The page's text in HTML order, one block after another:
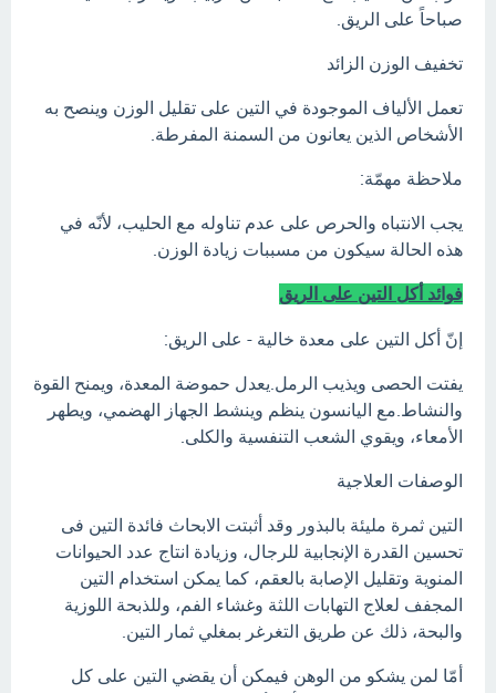
صباحاً على الريق.
تخفيف الوزن الزائد
تعمل الألياف الموجودة في التين على تقليل الوزن وينصح به
الأشخاص الذين يعانون من السمنة المفرطة.
ملاحظة مهمّة:
يجب الانتباه والحرص على عدم تناوله مع الحليب، لأنّه في
هذه الحالة سيكون من مسببات زيادة الوزن.
فوائد أكل التين على الريق
إنّ أكل التين على معدة خالية - على الريق:
يفتت الحصى ويذيب الرمل.يعدل حموضة المعدة، ويمنح القوة
والنشاط.مع اليانسون ينظم وينشط الجهاز الهضمي، ويطهر
الأمعاء، ويقوي الشعب التنفسية والكلى.
الوصفات العلاجية
التين ثمرة مليئة بالبذور وقد أثبتت الابحاث فائدة التين فى
تحسين القدرة الإنجابية للرجال، وزيادة انتاج عدد الحيوانات
المنوية وتقليل الإصابة بالعقم، كما يمكن استخدام التين
المجفف لعلاج التهابات اللثة وغشاء الفم، وللذبحة اللوزية
والبحة، ذلك عن طريق التغرغر بمغلي ثمار التين.
أمّا لمن يشكو من الوهن فيمكن أن يقضي التين على كل